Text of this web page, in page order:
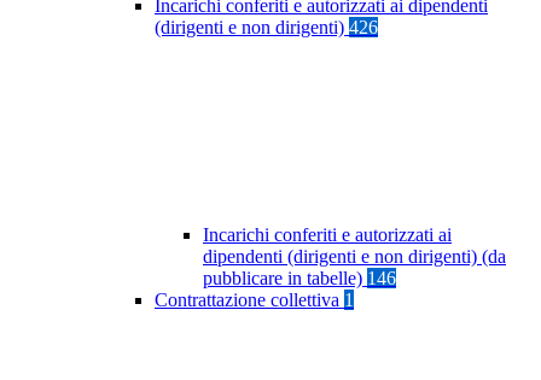
Incarichi conferiti e autorizzati ai dipendenti
(dirigenti e non dirigenti) 426
Incarichi conferiti e autorizzati ai
dipendenti (dirigenti e non dirigenti) (da
pubblicare in tabelle) 146
Contrattazione collettiva 1